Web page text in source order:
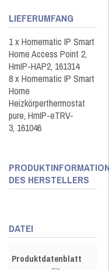
LIEFERUMFANG
1 x Homematic IP Smart
Home Access Point 2,
HmIP-HAP2, 161314
8 x Homematic IP Smart
Home
Heizkörperthermostat
pure, HmIP-eTRV-
3, 161046
DES HERSTELLERS
DATEI
Produktdatenblatt